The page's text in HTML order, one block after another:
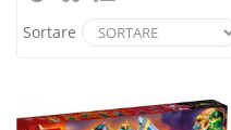
Sortare